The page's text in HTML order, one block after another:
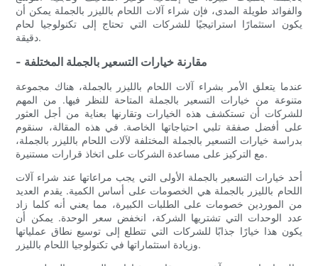
والفوائد طويلة المدى، فإن شراء آلات اللحام بالليزر بالجملة يمكن أن
يكون استثمارًا استراتيجيًا للشركات التي تحتاج إلى تكنولوجيا لحام
دقيقة.
- مقارنة خيارات التسعير بالجملة المختلفة
عندما يتعلق الأمر بشراء آلات اللحام بالليزر بالجملة، هناك مجموعة
متنوعة من خيارات التسعير بالجملة المتاحة للنظر فيها. من المهم
للشركات أن تستكشف هذه الخيارات وتقارنها بعناية من أجل العثور
على أفضل صفقة تلبي احتياجاتها الخاصة. في هذه المقالة، سنقوم
بدراسة خيارات التسعير بالجملة المختلفة لآلات اللحام بالليزر بالجملة،
مع التركيز على مساعدة الشركات على اتخاذ قرارات مستنيرة.
أحد خيارات التسعير بالجملة الأولى التي يجب مراعاتها عند شراء آلات
اللحام بالليزر بالجملة هي الخصومات على أساس الكمية. يقدم العديد
من الموردين خصومات على الطلبات الكبيرة، مما يعني أنه كلما زاد
عدد الوحدات التي تشتريها الشركة، انخفض سعر الوحدة. يمكن أن
يكون هذا خيارًا جذابًا للشركات التي تتطلع إلى توسيع نطاق عملياتها
وزيادة استثماراتها في تكنولوجيا اللحام بالليزر.